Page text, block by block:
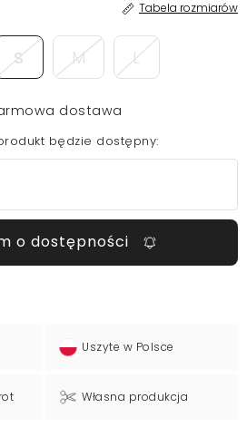
Tabela rozmiarów
S M L
dostawa
będzie dostępny:
o dostępności
Uszyte w Polsce
Własna produkcja